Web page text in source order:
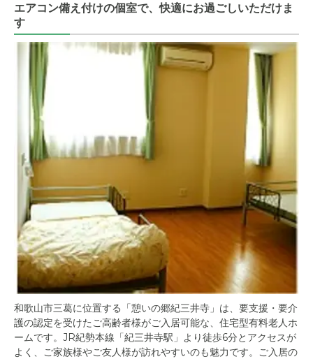
エアコン備え付けの個室で、快適にお過ごしいただけま
す
和歌山市三葛に位置する「憩いの郷紀三井寺」は、要支援・要介
護の認定を受けたご高齢者様がご入居可能な、住宅型有料老人ホ
ームです。JR紀勢本線「紀三井寺駅」より徒歩6分とアクセスが
よく、ご家族様やご友人様が訪れやすいのも魅力です。ご入居の